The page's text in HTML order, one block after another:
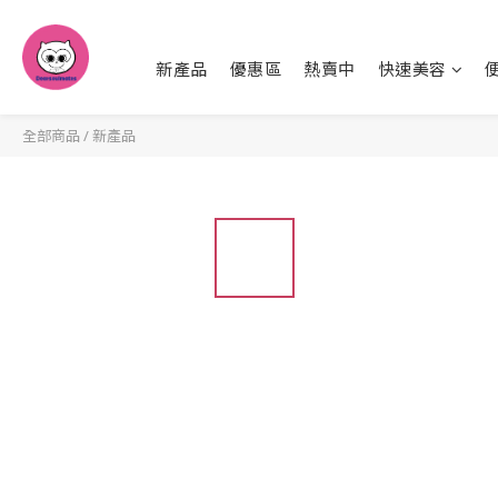
新產品 優惠區 熱賣中 快速美容
全部商品 /新產品